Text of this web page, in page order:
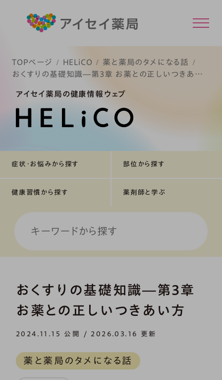
TOPページ HELiCO
薬と薬局のタメになる話
おくすりの基礎知識―第3章 お薬との正しいつきあい
アイセイ薬局の健康情報ウェブ
症状・お悩みから探す 部位から探す
健康習慣から探す 薬剤師と学ぶ
おくすりの基礎知識―第3章
お薬との正しいつきあい方
2024.11.15 公開 / 2026.03.16 更新
薬と薬局のタメになる話